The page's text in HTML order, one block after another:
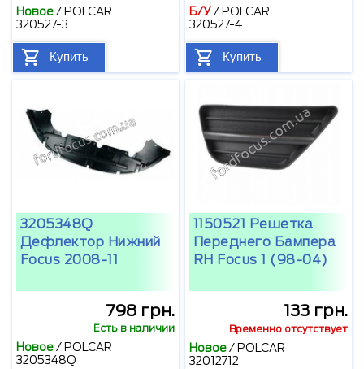
Новое/ POLCAR
320527-3
Купить
Б/У/ POLCAR
320527-4
Купить
3205348Q
Дефлектор Нижний
Focus 2008-11
798 грн.
Есть в наличии
Новое/ POLCAR
3205348Q
1150521 Решетка
Переднего Бампера
RH Focus 1 (98-04)
133 грн.
Временно отсутствует
Новое/ POLCAR
32012712